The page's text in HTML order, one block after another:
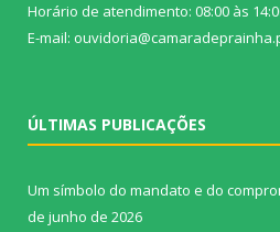
Horário de atendimento: 08:00 às
E-mail:
ÚLTIMAS PUBLICAÇÕES
Um símbolo do mandato e do
de junho de 2026